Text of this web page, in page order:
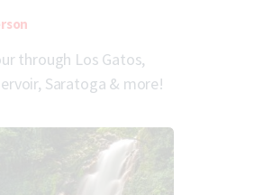
through Los Gatos,
Saratoga & more!